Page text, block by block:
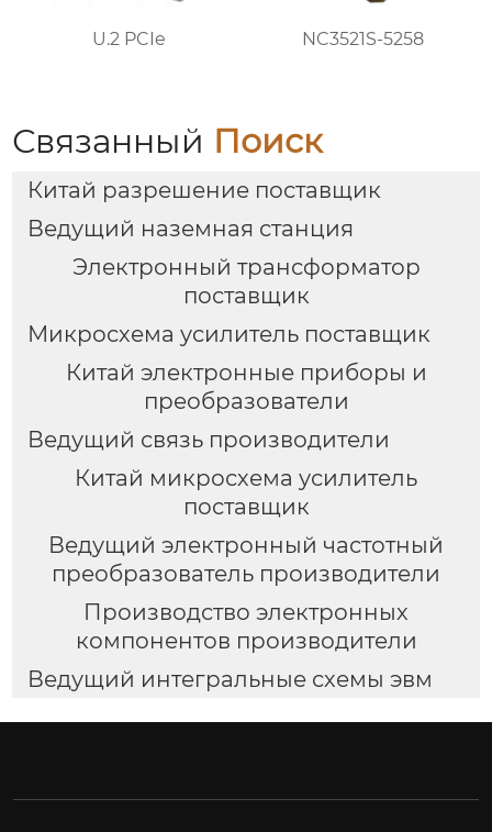
U.2 PCIe NC3521S-5258
Связанный Поиск
Китай разрешение поставщик
Ведущий наземная станция
Электронный трансформатор
поставщик
Микросхема усилитель поставщик
Китай электронные приборы и
преобразователи
Ведущий связь производители
Китай микросхема усилитель
поставщик
Ведущий электронный частотный
преобразователь производители
Производство электронных
компонентов производители
Ведущий интегральные схемы эвм